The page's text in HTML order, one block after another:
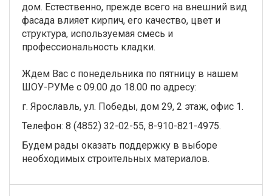
дом. Естественно, прежде всего на внешний вид
фасада влияет кирпич, его качество, цвет и
структура, используемая смесь и
профессиональность кладки.
Ждем Вас с понедельника по пятницу в нашем
ШОУ-РУМе с 09.00 до 18.00 по адресу:
г. Ярославль, ул. Победы, дом 29, 2 этаж, офис 1.
Телефон: 8 (4852) 32-02-55, 8-910-821-4975.
Будем рады оказать поддержку в выборе
необходимых строительных материалов.